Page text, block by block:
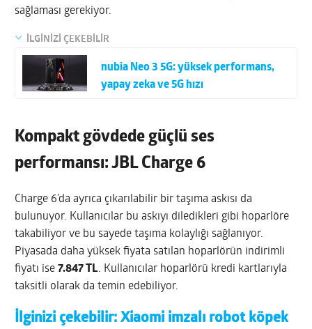
sağlaması gerekiyor.
İLGİNİZİ ÇEKEBİLİR
nubia Neo 3 5G: yüksek performans,
yapay zeka ve 5G hızı
Kompakt gövdede güçlü ses
performansı: JBL Charge 6
Charge 6’da ayrıca çıkarılabilir bir taşıma askısı da
bulunuyor. Kullanıcılar bu askıyı diledikleri gibi hoparlöre
takabiliyor ve bu sayede taşıma kolaylığı sağlanıyor.
Piyasada daha yüksek fiyata satılan hoparlörün indirimli
fiyatı ise7.847 TL. Kullanıcılar hoparlörü kredi kartlarıyla
taksitli olarak da temin edebiliyor.
İlginizi çekebilir:Xiaomi imzalı robot köpek